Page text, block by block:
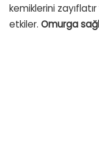
kemiklerini
etkiler. Omurga